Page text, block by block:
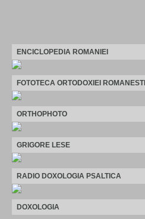
ENCICLOPEDIA ROMANIEI
FOTOTECA ORTODOXIEI ROMANESTI
ORTHOPHOTO
GRIGORE LESE
RADIO DOXOLOGIA PSALTICA
DOXOLOGIA